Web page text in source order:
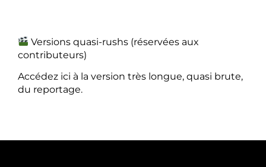
Versions quasi-rushs (réservées aux
contributeurs)
Accédez ici à la version très longue, quasi brute,
du reportage.